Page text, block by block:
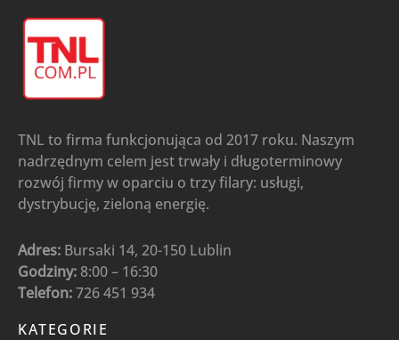
TNL to firma funkcjonująca od 2017 roku. Naszym
nadrzędnym celem jest trwały i długoterminowy
rozwój firmy w oparciu o trzy filary: usługi,
dystrybucję, zieloną energię.
Adres: Bursaki 14, 20-150 Lublin
Godziny: 8:00 – 16:30
Telefon:726 451 934
KATEGORIE